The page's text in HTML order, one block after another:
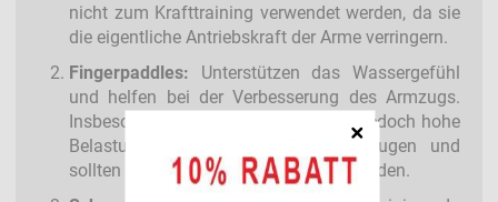
nicht zum Krafttraining verwendet werden, da sie
die eigentliche Antriebskraft der Arme verringern.
Fingerpaddles: Unterstützen das Wassergefühl
und helfen bei der Verbesserung des Armzugs.
Insbesondere große Paddles können jedoch hohe
Belastungen auf die Schultern erzeugen und
sollten daher nicht zu groß gewählt werden.